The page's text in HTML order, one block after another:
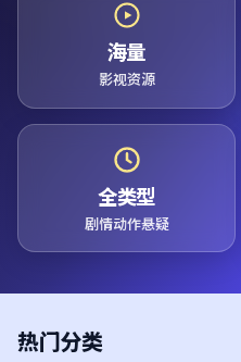
海量
影视资源
全类型
剧情动作悬疑
热门分类